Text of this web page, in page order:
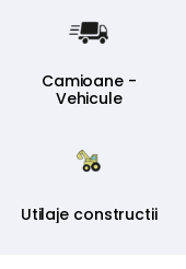
Camioane -
Vehicule
Utilaje constructii